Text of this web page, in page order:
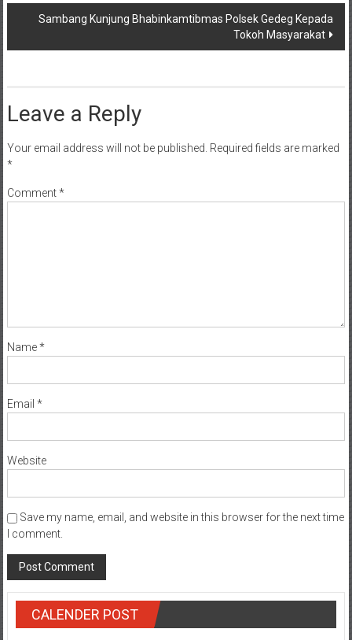
Sambang Kunjung Bhabinkamtibmas Polsek Gedeg Kepada
Tokoh Masyarakat
Leave a Reply
Your email address will not be published. Required fields are marked
*
Comment*
Name*
Email *
Website
Save my name, email, and website in this browser for the next time
I comment.
CALENDER POST